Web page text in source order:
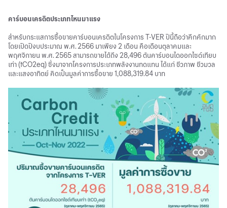
คาร์บอนเครดิตประเภทไหนมาแรง
สำหรับกระแสการซื้อขายคาร์บอนเครดิตในโครงการ T-VER ปีนี้ถือว่าคึกคักมาก
โดยเปิดปีงบประมาณ พ.ศ. 2566 มาเพียง 2 เดือน คือเดือนตุลาคมและ
พฤศจิกายน พ.ศ. 2565 สามารถขายได้ถึง 28,496 ตันคาร์บอนไดออกไซด์เทียบ
เท่า (tCO2eq) ซึ่งมาจากโครงการประเภทพลังงานทดแทน ได้แก่ ชีวภาพ ชีวมวล
และแสงอาทิตย์ คิดเป็นมูลค่าการซื้อขาย 1,088,319.84 บาท